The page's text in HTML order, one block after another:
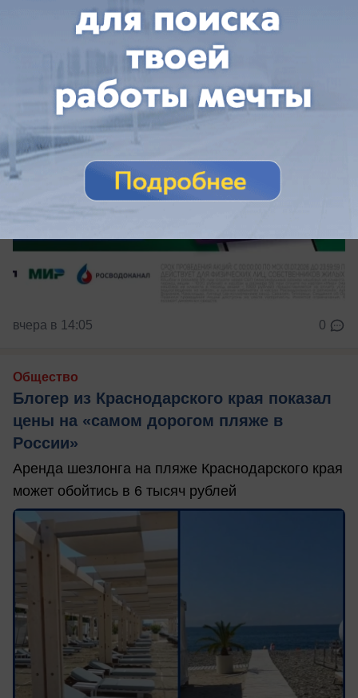
получить кешбэк 5% при оплате
коммунальных услуг
вчера в 14:05 0
Общество
Блогер из Краснодарского края показал
цены на «самом дорогом пляже в
России»
Аренда шезлонга на пляже Краснодарского края
может обойтись в 6 тысяч рублей